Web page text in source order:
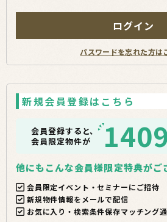
ログイン
パスワードを忘れた方
新規会員登録はこちら
会員登録すると、
会員限定物件が
1409
他にもこんな会員様限定特典がご
会員限定イベント・セミナーにご招待
新規物件情報をメールで配信
お気に入り・検索条件保存マッチング